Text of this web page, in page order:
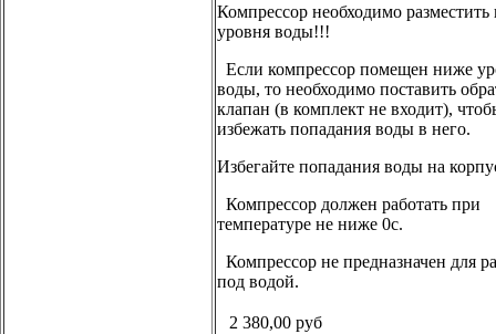
Компрессор необходимо
уровня воды!!!
Если компрессор помещен ниже
воды, то необходимо поставить
клапан (в комплект не входит),
избежать попадания воды в него.
Избегайте попадания воды на
Компрессор должен работать при
температуре не ниже 0с.
Компрессор не предназначен для
под водой.
2 380,00 руб